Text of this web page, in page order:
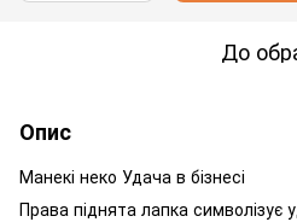
До
Опис
Манекі неко Удача в бізнесі
Права піднята лапка символізує